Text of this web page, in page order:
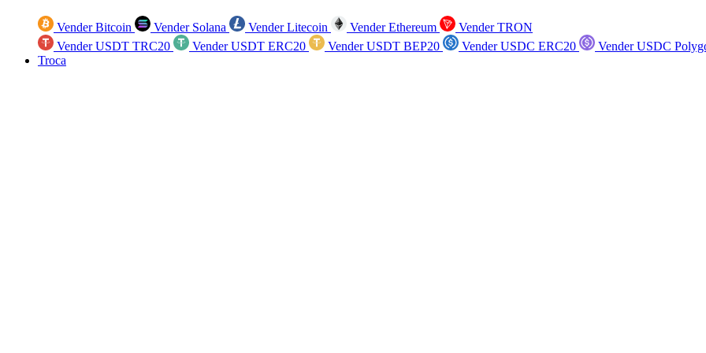
Vender Bitcoin Vender Solana Vender Litecoin Vender Ethereum
Vender TRON
Vender USDT TRC20
Vender USDT ERC20 Vender USDT BEP20 Vender USDC ERC20
Vender USDC
Troca